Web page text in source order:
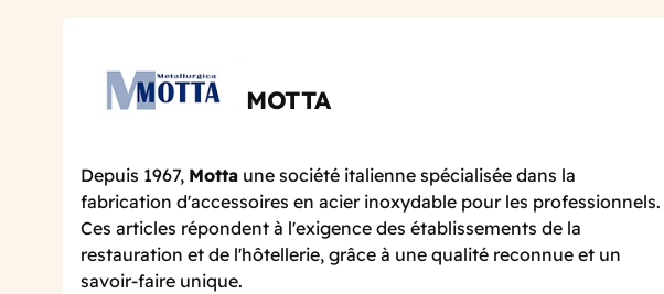
MOTTA
Depuis 1967, Motta une société italienne spécialisée dans la
fabrication d'accessoires en acier inoxydable pour les professionnels.
Ces articles répondent à l'exigence des établissements de la
restauration et de l'hôtellerie, grâce à une qualité reconnue et un
savoir-faire unique.